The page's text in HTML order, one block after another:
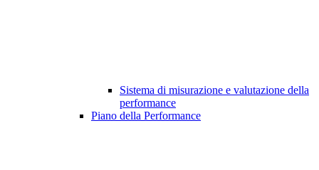
Sistema di misurazione e valutazione della
performance
Piano della Performance